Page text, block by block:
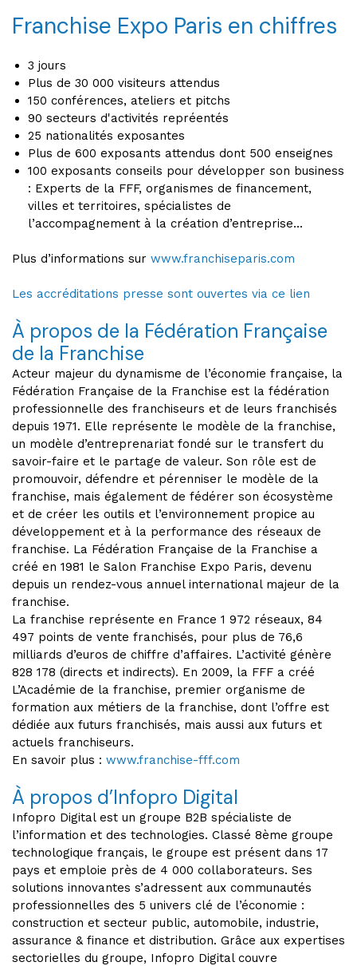
Franchise Expo Paris en chiffres
3 jours
Plus de 30 000 visiteurs attendus
150 conférences, ateliers et pitchs
90 secteurs d'activités repréentés
25 nationalités exposantes
Plus de 600 exposants attendus dont 500 enseignes
100 exposants conseils pour développer son business
: Experts de la FFF, organismes de financement,
villes et territoires, spécialistes de
l’accompagnement à la création d’entreprise...
Plus d’informations sur www.franchiseparis.com
Les accréditations presse sont ouvertes via ce lien
À propos de la Fédération Française
de la Franchise
Acteur majeur du dynamisme de l’économie française, la
Fédération Française de la Franchise est la fédération
professionnelle des franchiseurs et de leurs franchisés
depuis 1971. Elle représente le modèle de la franchise,
un modèle d’entreprenariat fondé sur le transfert du
savoir-faire et le partage de valeur. Son rôle est de
promouvoir, défendre et pérenniser le modèle de la
franchise, mais également de fédérer son écosystème
et de créer les outils et l’environnement propice au
développement et à la performance des réseaux de
franchise. La Fédération Française de la Franchise a
créé en 1981 le Salon Franchise Expo Paris, devenu
depuis un rendez-vous annuel international majeur de la
franchise.
La franchise représente en France 1 972 réseaux, 84
497 points de vente franchisés, pour plus de 76,6
milliards d’euros de chiffre d’affaires. L’activité génère
828 178 (directs et indirects). En 2009, la FFF a créé
L’Académie de la franchise, premier organisme de
formation aux métiers de la franchise, dont l’offre est
dédiée aux futurs franchisés, mais aussi aux futurs et
actuels franchiseurs.
En savoir plus : www.franchise-fff.com
À propos d’Infopro Digital
Infopro Digital est un groupe B2B spécialiste de
l’information et des technologies. Classé 8ème groupe
technologique français, le groupe est présent dans 17
pays et emploie près de 4 000 collaborateurs. Ses
solutions innovantes s’adressent aux communautés
professionnelles des 5 univers clé de l’économie :
construction et secteur public, automobile, industrie,
assurance & finance et distribution. Grâce aux expertises
sectorielles du groupe, Infopro Digital couvre